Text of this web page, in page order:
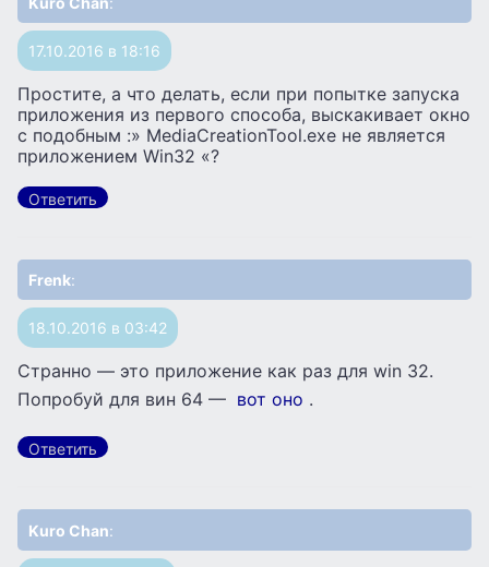
17.10.2016 в 18:16
Простите, а что делать, если при попытке запуска
приложения из первого способа, выскакивает окно
с подобным :» MediaCreationTool.exe не является
приложением Win32 «?
Ответить
Frenk:
18.10.2016 в 03:42
Странно — это приложение как раз для win 32.
Попробуй для вин 64 — вот оно .
Ответить
Kuro Chan: